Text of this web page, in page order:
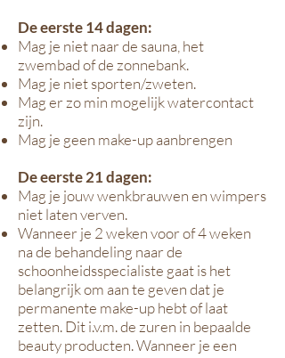
De eerste 14 dagen:
Mag je niet naar de sauna, het
zwembad of de zonnebank.
Mag je niet sporten/zweten.
Mag er zo min mogelijk watercontact
zijn.
Mag je geen make-up aanbrengen
De eerste 21 dagen:
Mag je jouw wenkbrauwen en wimpers
niet laten verven.
Wanneer je 2 weken voor of 4 weken
na de behandeling naar de
schoonheidsspecialiste gaat is het
belangrijk om aan te geven dat je
permanente make-up hebt of laat
zetten. Dit i.v.m. de zuren in bepaalde
beauty producten. Wanneer je een